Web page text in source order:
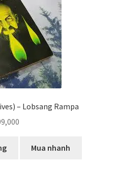
– Lobsang Rampa
Mua nhanh